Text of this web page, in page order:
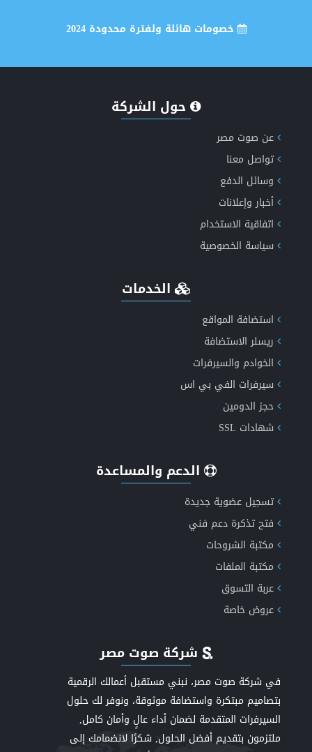
إكتشف الان مميزات طفرة الاخباري الجيل الخامس دعم
انشاء موقع اعلانات مبوبة متكامل ومتعدد اللغات
عروض الاستضافة الأكثر موثوقية
حول الشركة
عن صوت مصر
تواصل معنا
وسائل الدفع
أخبار وإعلانات
اتفاقية الاستخدام
سياسة الخصوصية
الخدمات
استضافة المواقع
ريسلر الاستضافة
الخوادم والسيرفرات
سيرفرات الفي بي اس
حجز الدومين
شهادات SSL
الدعم والمساعدة
تسجيل عضوية جديدة
فتح تذكرة دعم فني
مكتبة الشروحات
مكتبة الملفات
عربة التسوق
عروض خاصة
شركة صوت مصر
في شركة صوت مصر، نبني مستقبل أعمالك الرقمية
بتصاميم مبتكرة واستضافة موثوقة، ونوفر لك حلول
السيرفرات المتقدمة لضمان أداء عالٍ وأمان كامل,
ملتزمون بتقديم أفضل الحلول, شكرًا لانضمامك إلى